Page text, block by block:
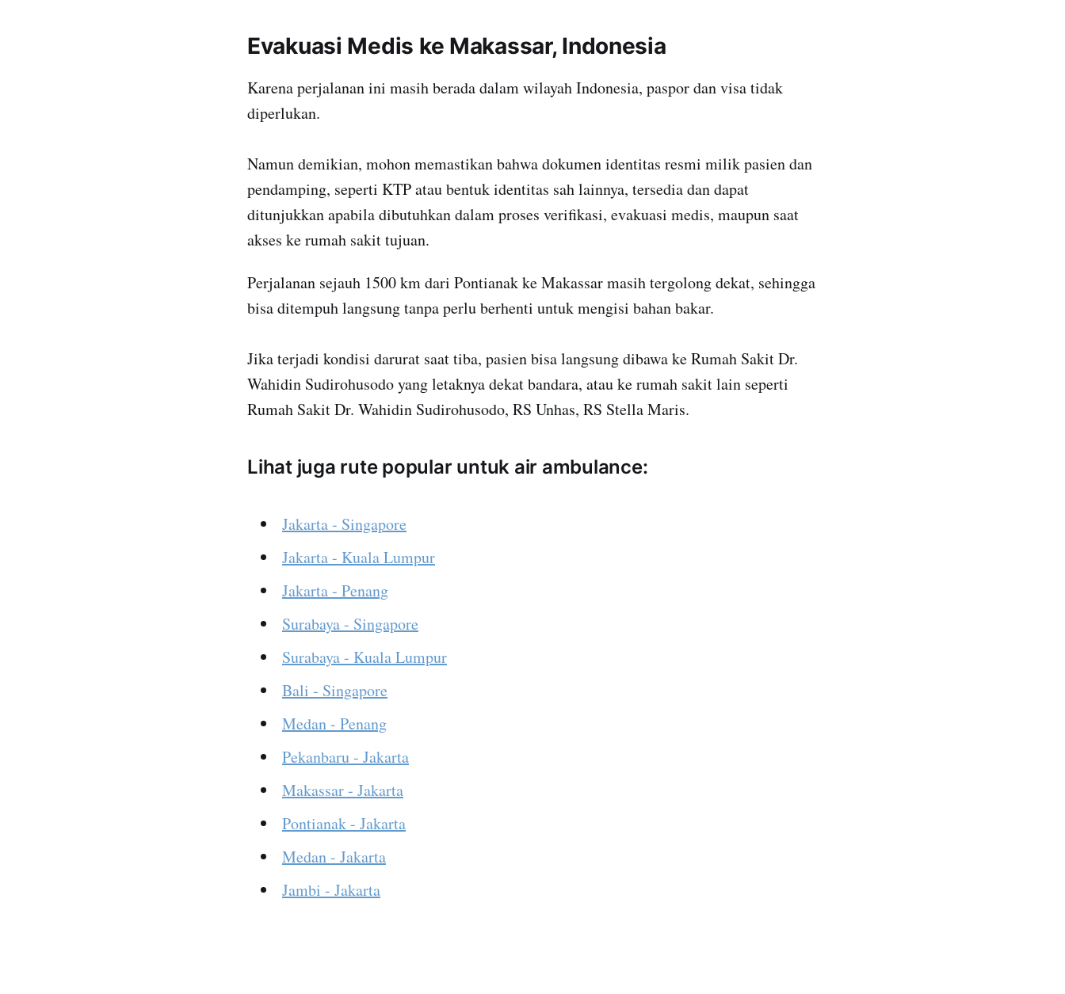
Evakuasi Medis ke Makassar, Indonesia
Karena perjalanan ini masih berada dalam wilayah Indonesia, paspor dan visa tidak
diperlukan.
Namun demikian, mohon memastikan bahwa dokumen identitas resmi milik pasien dan
pendamping, seperti KTP atau bentuk identitas sah lainnya, tersedia dan dapat
ditunjukkan apabila dibutuhkan dalam proses verifikasi, evakuasi medis, maupun saat
akses ke rumah sakit tujuan.
Perjalanan sejauh 1500 km dari Pontianak ke Makassar masih tergolong dekat, sehingga
bisa ditempuh langsung tanpa perlu berhenti untuk mengisi bahan bakar.
Jika terjadi kondisi darurat saat tiba, pasien bisa langsung dibawa ke Rumah Sakit Dr.
Wahidin Sudirohusodo yang letaknya dekat bandara, atau ke rumah sakit lain seperti
Rumah Sakit Dr. Wahidin Sudirohusodo, RS Unhas, RS Stella Maris.
Lihat juga rute popular untuk air ambulance:
Jakarta - Singapore
Jakarta - Kuala Lumpur
Jakarta - Penang
Surabaya - Singapore
Surabaya - Kuala Lumpur
Bali - Singapore
Medan - Penang
Pekanbaru - Jakarta
Makassar - Jakarta
Pontianak - Jakarta
Medan - Jakarta
Jambi - Jakarta